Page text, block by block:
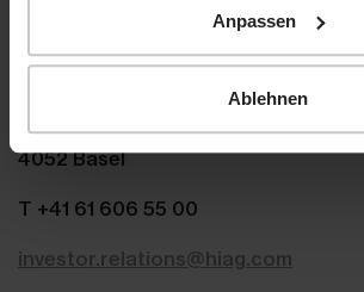
Anpassen
Ablehnen
HIAG Immobilien Holding AG
4052 Basel
T +41 61 606 55 00
investor.relations@hiag.com